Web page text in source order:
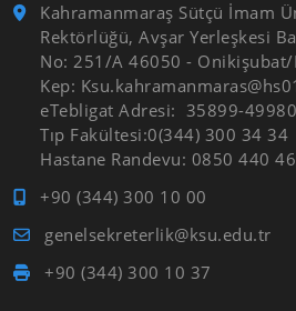
Kahramanmaraş Sütçü İmam
Rektörlüğü, Avşar Yerleşkesi
No: 251/A 46050 -
Kep:
eTebligat Adresi: 35899-
Tıp Fakültesi:0(344) 300
Hastane Randevu: 0850
+90 (344) 300 10 00
genelsekreterlik@ksu.edu.tr
+90 (344) 300 10 37